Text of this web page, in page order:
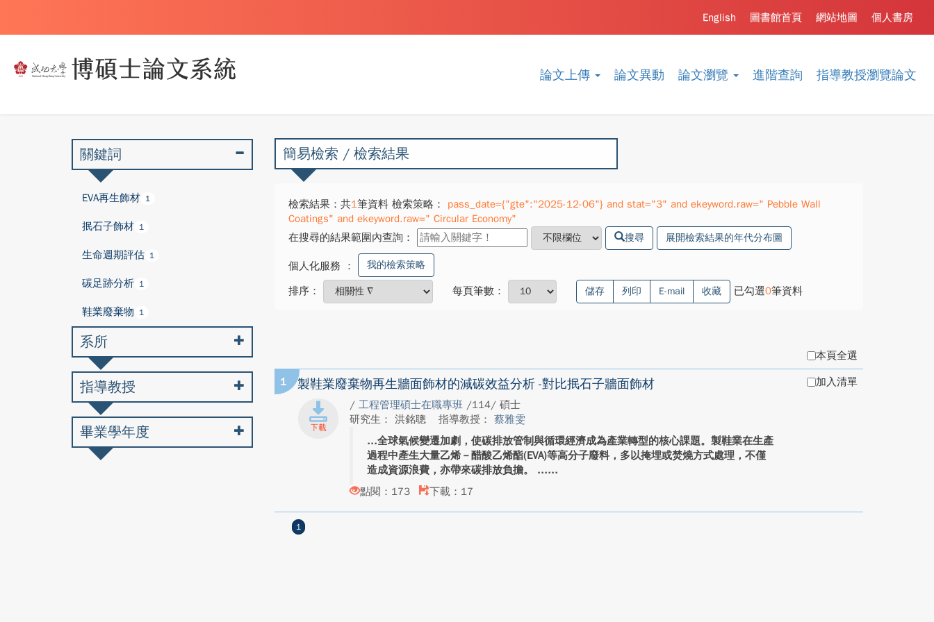
論文上傳 論文異動 論文瀏覽 進階查詢 指導教授瀏覽論文
個人書房
網站地圖
圖書館首頁
English
簡易檢索 / 檢索結果
檢索結果：共1筆資料 檢索策略：
pass_date={"gte":"2025-12-06"} and stat="3" and ekeyword.raw=" Pebble Wall
Coatings" and ekeyword.raw=" Circular Economy"
在搜尋的結果範圍內查詢：
搜尋 展開檢索結果的年代分布圖
個人化服務 ： 我的檢索策略
排序： 每頁筆數： 儲存 列印 E-mail 收藏 已勾選0筆資料
本頁全選
1 製鞋業廢棄物再生牆面飾材的減碳效益分析 -對比抿石子牆面飾材
/ 工程管理碩士在職專班 /114/ 碩士
研究生： 洪銘聰
指導教授： 蔡雅雯
全球氣候變遷加劇，使碳排放管制與循環經濟成為產業轉型的核心課題。製鞋業在生產
過程中產生大量乙烯－醋酸乙烯酯(EVA)等高分子廢料，多以掩埋或焚燒方式處理，不僅
造成資源浪費，亦帶來碳排放負擔。 ...
點閱：173
下載：17
加入清單
1
關鍵詞
EVA再生飾材 1
抿石子飾材 1
生命週期評估 1
碳足跡分析 1
鞋業廢棄物 1
系所
指導教授
畢業學年度